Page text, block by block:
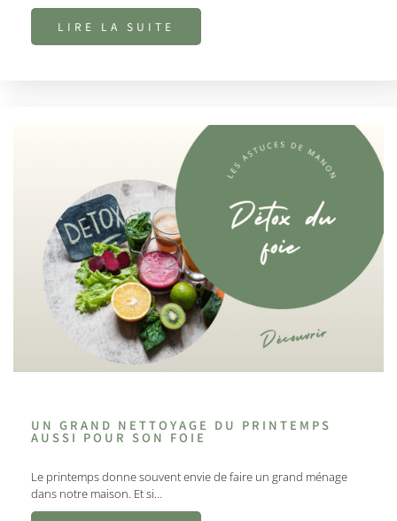
LIRE LA SUITE
UN GRAND NETTOYAGE DU PRINTEMPS
AUSSI POUR SON FOIE
Le printemps donne souvent envie de faire un grand ménage
dans notre maison. Et si…